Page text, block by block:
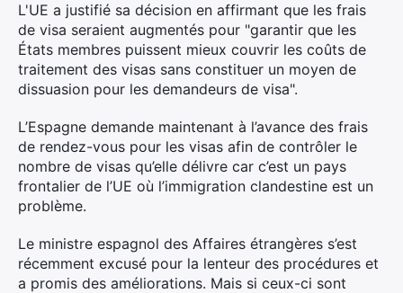
L'UE a justifié sa décision en affirmant que les frais
de visa seraient augmentés pour "garantir que les
États membres puissent mieux couvrir les coûts de
traitement des visas sans constituer un moyen de
dissuasion pour les demandeurs de visa".
L’Espagne demande maintenant à l’avance des frais
de rendez-vous pour les visas afin de contrôler le
nombre de visas qu’elle délivre car c’est un pays
frontalier de l’UE où l’immigration clandestine est un
problème.
Le ministre espagnol des Affaires étrangères s’est
récemment excusé pour la lenteur des procédures et
a promis des améliorations. Mais si ceux-ci sont